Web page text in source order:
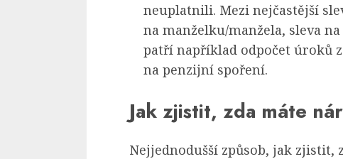
neuplatnili. Mezi nejčastější
na manželku/manžela, sleva
patří například odpočet úroků
na penzijní spoření.
Jak zjistit, zda máte
Nejjednodušší způsob, jak zjistit,